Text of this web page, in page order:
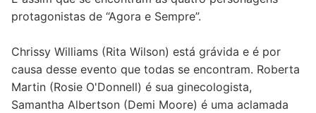
protagonistas de “Agora e Sempre”.
Chrissy Williams (Rita Wilson) está grávida e é por
causa desse evento que todas se encontram. Roberta
Martin (Rosie O'Donnell) é sua ginecologista,
Samantha Albertson (Demi Moore) é uma aclamada